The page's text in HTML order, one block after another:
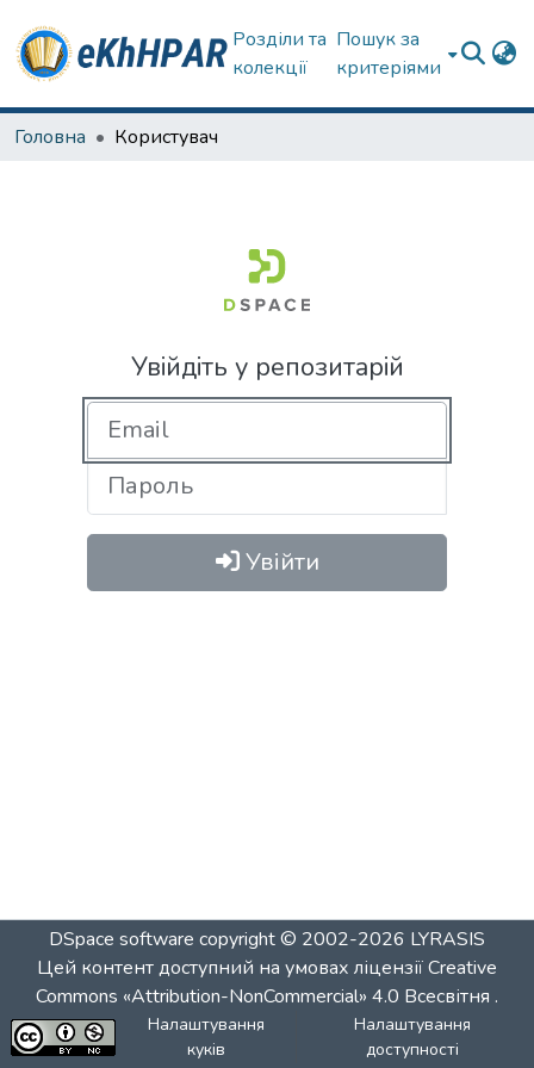
Розділи та
колекції
Пошук за
критеріями
Головна Користувач
Увійдіть у репозитарій
Увійти
DSpace software copyright © 2002-2026 LYRASIS
Цей контент доступний на умовах ліцензіїCreative
Commons «Attribution-NonCommercial» 4.0 Всесвітня .
Налаштування
куків
Налаштування
доступності